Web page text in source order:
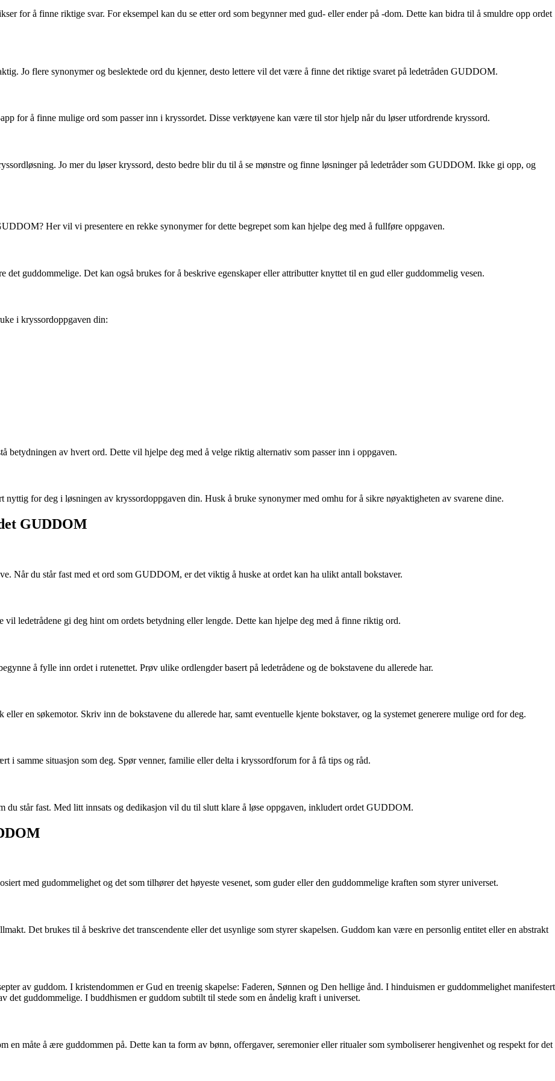
for å finne riktige svar. For eksempel kan du se etter ord som begynner med gud- eller ender på -dom. Dette kan bidra til å smuldre opp ordet
Jo flere synonymer og beslektede ord du kjenner, desto lettere vil det være å finne det riktige svaret på ledetråden GUDDOM.
for å finne mulige ord som passer inn i kryssordet. Disse verktøyene kan være til stor hjelp når du løser utfordrende kryssord.
Jo mer du løser kryssord, desto bedre blir du til å se mønstre og finne løsninger på ledetråder som GUDDOM. Ikke gi opp, og
Her vil vi presentere en rekke synonymer for dette begrepet som kan hjelpe deg med å fullføre oppgaven.
guddommelige. Det kan også brukes for å beskrive egenskaper eller attributter knyttet til en gud eller guddommelig vesen.
i kryssordoppgaven din:
betydningen av hvert ord. Dette vil hjelpe deg med å velge riktig alternativ som passer inn i oppgaven.
for deg i løsningen av kryssordoppgaven din. Husk å bruke synonymer med omhu for å sikre nøyaktigheten av svarene dine.
GUDDOM
Når du står fast med et ord som GUDDOM, er det viktig å huske at ordet kan ha ulikt antall bokstaver.
vil ledetrådene gi deg hint om ordets betydning eller lengde. Dette kan hjelpe deg med å finne riktig ord.
å fylle inn ordet i rutenettet. Prøv ulike ordlengder basert på ledetrådene og de bokstavene du allerede har.
en søkemotor. Skriv inn de bokstavene du allerede har, samt eventuelle kjente bokstaver, og la systemet generere mulige ord for deg.
i samme situasjon som deg. Spør venner, familie eller delta i kryssordforum for å få tips og råd.
står fast. Med litt innsats og dedikasjon vil du til slutt klare å løse oppgaven, inkludert ordet GUDDOM.
med gudommelighet og det som tilhører det høyeste vesenet, som guder eller den guddommelige kraften som styrer universet.
Det brukes til å beskrive det transcendente eller det usynlige som styrer skapelsen. Guddom kan være en personlig entitet eller en abstrakt
av guddom. I kristendommen er Gud en treenig skapelse: Faderen, Sønnen og Den hellige ånd. I hinduismen er guddommelighet manifestert
det guddommelige. I buddhismen er guddom subtilt til stede som en åndelig kraft i universet.
en måte å ære guddommen på. Dette kan ta form av bønn, offergaver, seremonier eller ritualer som symboliserer hengivenhet og respekt for det